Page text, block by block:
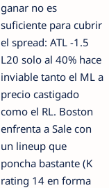
ganar no es
suficiente para cubrir
el spread: ATL -1.5
L20 solo al 40% hace
inviable tanto el ML a
precio castigado
como el RL. Boston
enfrenta a Sale con
un lineup que
poncha bastante (K
rating 14 en forma